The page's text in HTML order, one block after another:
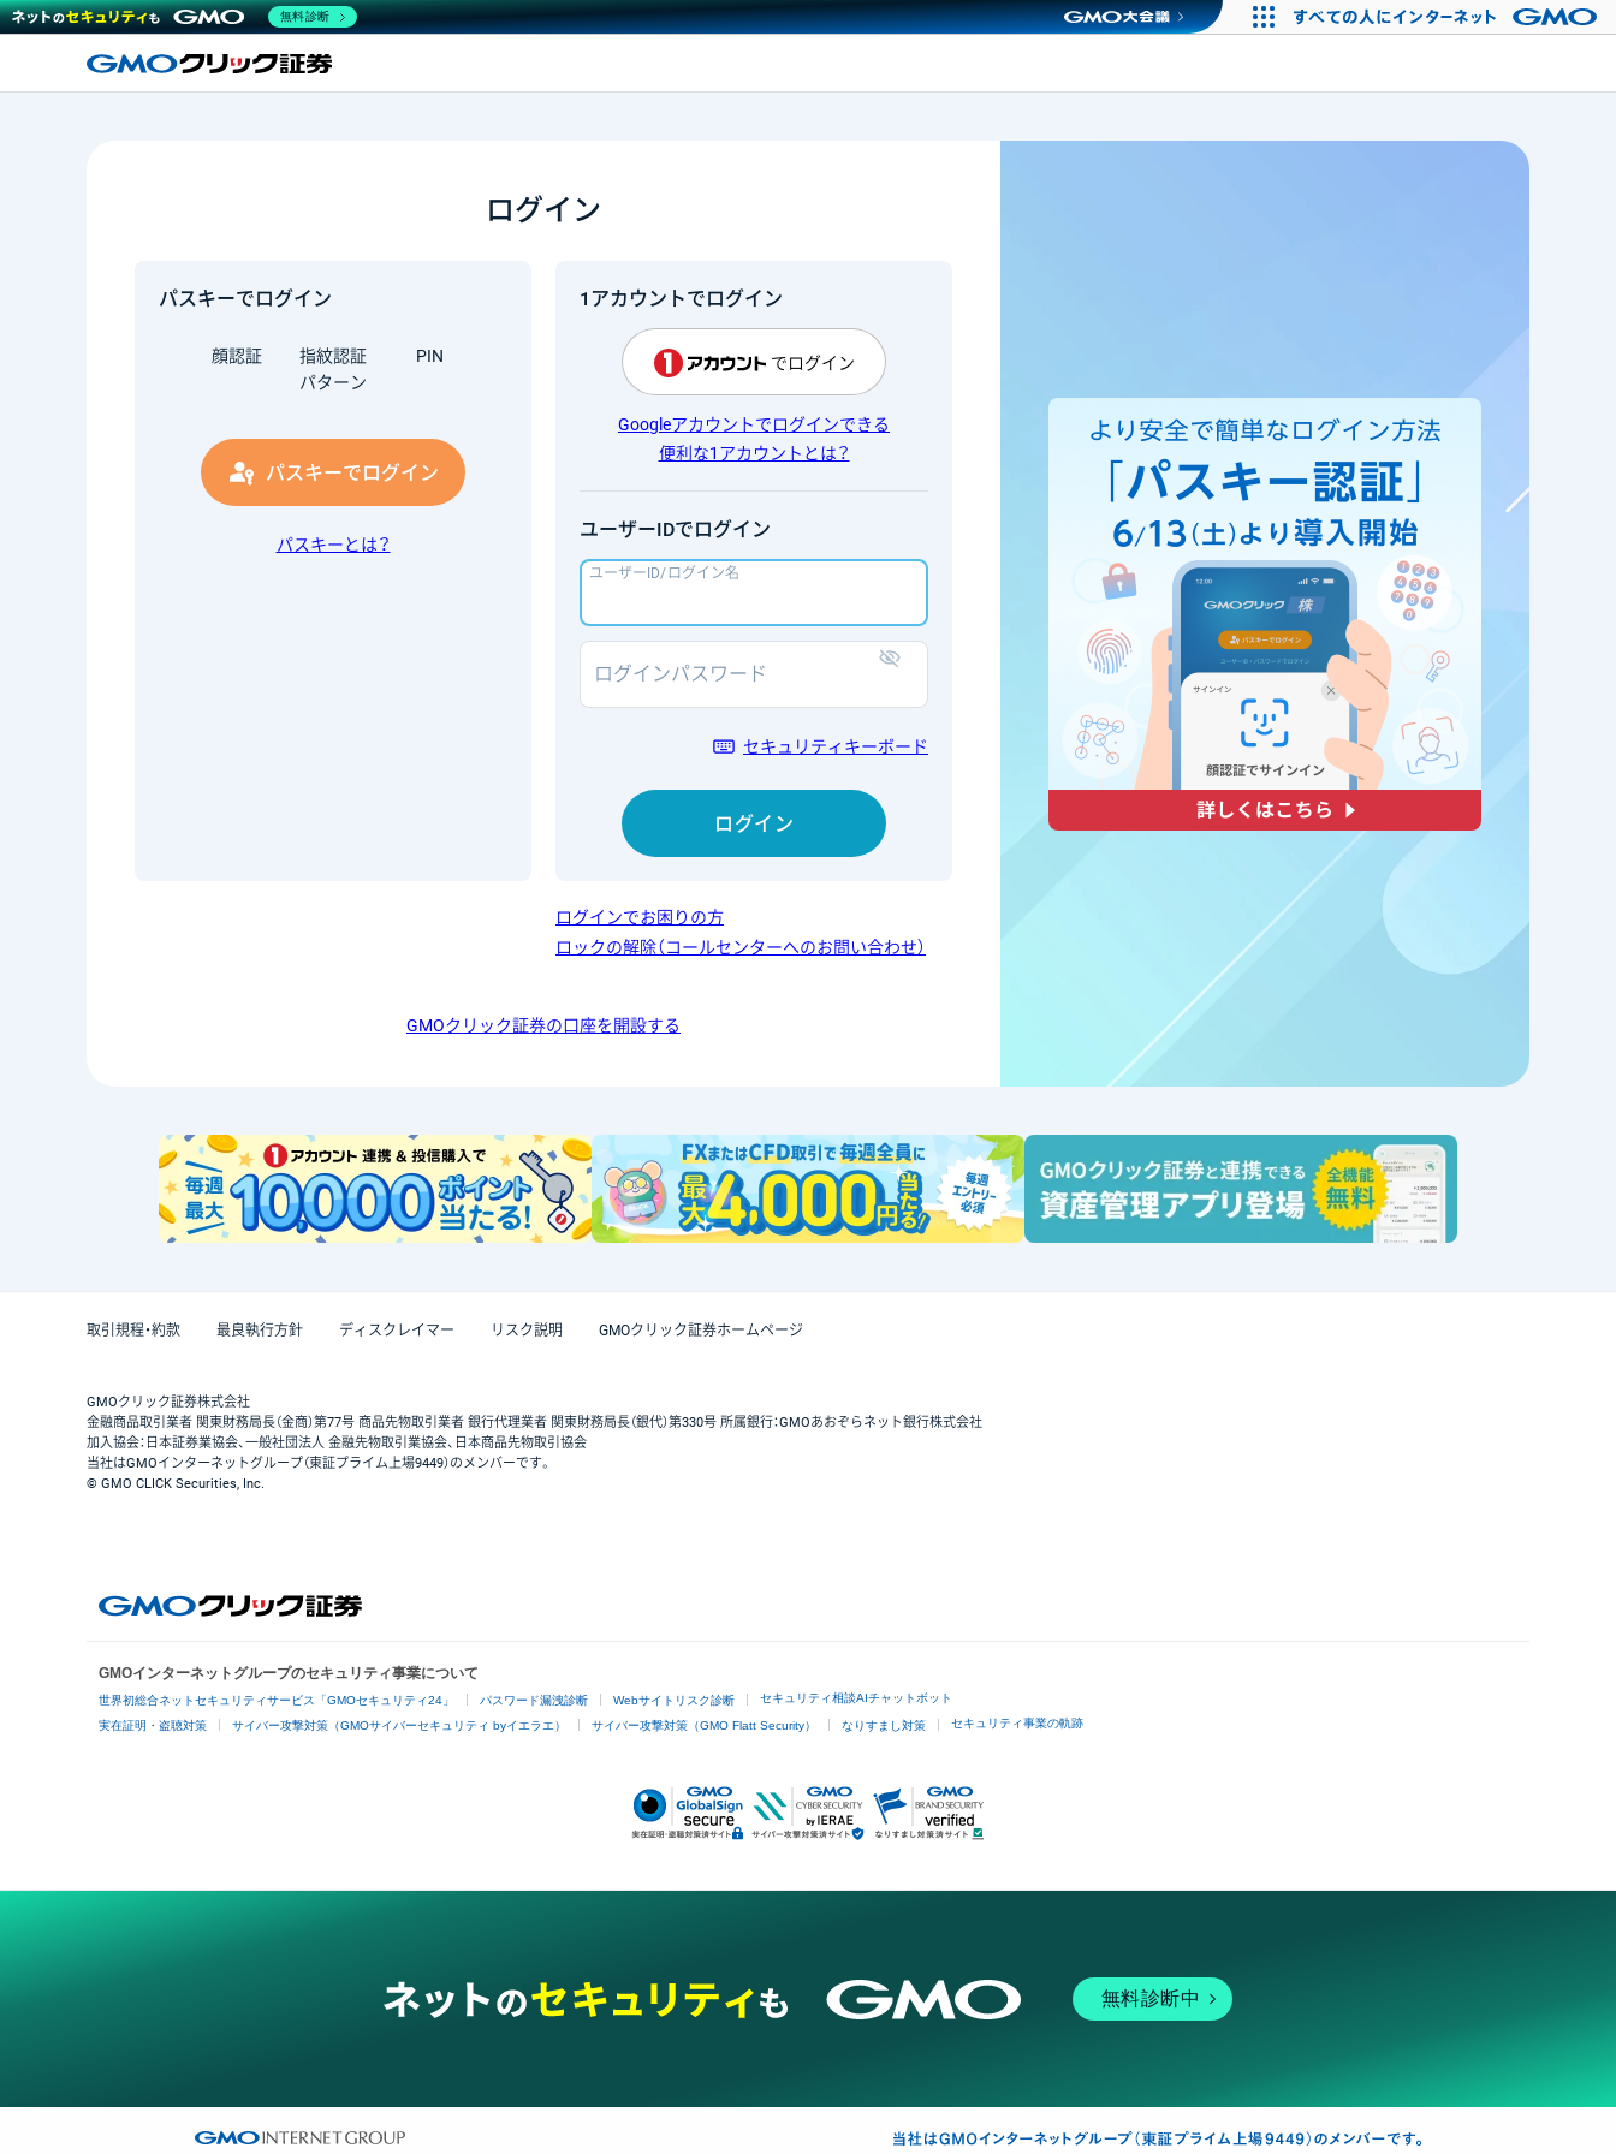
ログイン
パスキーでログイン
顔認証 指紋認証
PIN
パターン
パスキーでログイン
パスキーとは？
1アカウントでログイン
でログイン
Googleアカウントでログインできる
便利な1アカウントとは？
ユーザーIDでログイン
ユーザーID/ログイン名
ログインパスワード
セキュリティキーボード
ログイン
ログインでお困りの方
ロックの解除（コールセンターへのお問い合わせ）
GMOクリック証券の口座を開設する
取引規程・約款 最良執行方針 ディスクレイマー リスク説明 GMOクリック証券ホームページ
GMOクリック証券株式会社
金融商品取引業者 関東財務局長（金商）第77号 商品先物取引業者 銀行代理業者 関東財務局長（銀代）第330号 所属銀行：GMOあおぞらネット銀行株式会社
加入協会：日本証券業協会、一般社団法人 金融先物取引業協会、日本商品先物取引協会
当社はGMOインターネットグループ（東証プライム上場9449）のメンバーです。
© GMO CLICK Securities, Inc.
GMOインターネットグループのセキュリティ事業について
世界初総合ネットセキュリティサービス「GMOセキュリティ24」 パスワード漏洩診断 Webサイトリスク診断 セキュリティ相談AIチャットボット
実在証明・盗聴対策 サイバー攻撃対策（GMOサイバーセキュリティ byイエラエ） サイバー攻撃対策（GMO Flatt Security） なりすまし対策 セキュリティ事業の軌跡
無料診断中
無料診断